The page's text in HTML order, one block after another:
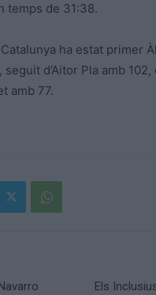
temps de 31:38.
ha estat primer
seguit d’Aitor Pla amb
amb 77.
Els